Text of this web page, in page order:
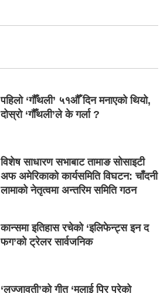
पहिलो ‘गौँथली’ ५१औँ दिन मनाएको थियो,
दोस्रो ‘गौँथली’ले के गर्ला ?
विशेष साधारण सभाबाट तामाङ सोसाइटी
अफ अमेरिकाको कार्यसमिति विघटन: चाँदनी
लामाको नेतृत्वमा अन्तरिम समिति गठन
कान्समा इतिहास रचेको ‘इलिफेन्ट्स इन द
फग’को ट्रेलर सार्वजनिक
‘लज्जावती’को गीत ‘मलाई पिर परेको